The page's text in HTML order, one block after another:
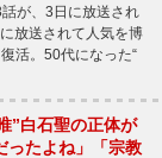
が、3日に放送され
放送されて人気を博
活。50代になった“
”白石聖の正体が
ったよね」「宗教